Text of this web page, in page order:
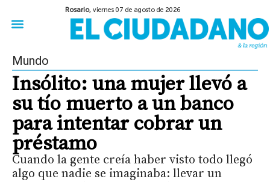
Rosario,viernes 07 de agosto de 2026
Mundo
Insólito: una mujer llevó a
su tío muerto a un banco
para intentar cobrar un
préstamo
Cuando la gente creía haber visto todo llegó
algo que nadie se imaginaba: llevar un